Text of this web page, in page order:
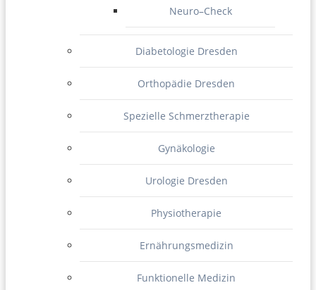
Neuro–Check
Diabetologie Dresden
Orthopädie Dresden
Spezielle Schmerztherapie
Gynäkologie
Urologie Dresden
Physiotherapie
Ernährungsmedizin
Funktionelle Medizin